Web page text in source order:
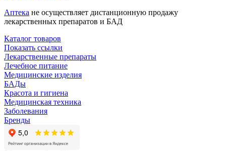
Аптека не осуществляет дистанционную продажу
лекарственных препаратов и БАД
Каталог товаров
Показать ссылки
Лекарственные препараты
Лечебное питание
Медицинские изделия
БАДы
Красота и гигиена
Медицинская техника
Заболевания
Бренды